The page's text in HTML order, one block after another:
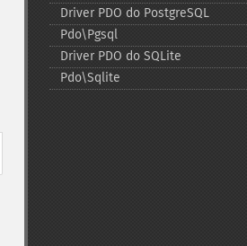
Driver PDO do PostgreSQL
Pdo\Pgsql
Driver PDO do SQLite
Pdo\Sqlite